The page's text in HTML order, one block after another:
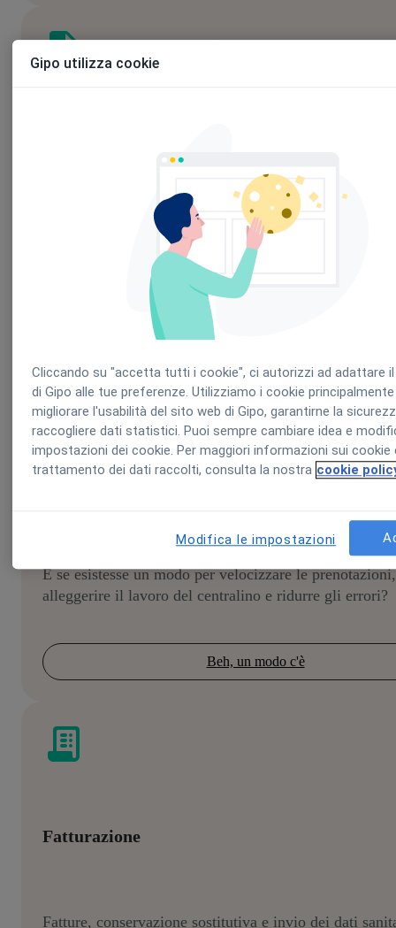
Carta e faldoni? Addio. I documenti possono essere
allegati, scansionati, archiviati, consultati in pochi
E se esistesse un modo per velocizzare le prenotazioni,
alleggerire il lavoro del centralino e ridurre gli errori?
Beh, un modo c'è
Fatturazione
Fatture, conservazione sostitutiva e invio dei dati
Gipo utilizza cookie
Cliccando su "accetta tutti i cookie", ci autorizzi ad adattare
di Gipo alle tue preferenze. Utilizziamo i cookie
migliorare l'usabilità del sito web di Gipo, garantirne la
raccogliere dati statistici. Puoi sempre cambiare idea e
impostazioni dei cookie. Per maggiori informazioni sui cookie
trattamento dei dati raccolti, consulta la nostra cookie
Modifica le impostazioni